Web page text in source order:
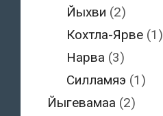
Йыхви (2)
Кохтла-Ярве (1)
Нарва (3)
Силламяэ (1)
Йыгевамаа (2)